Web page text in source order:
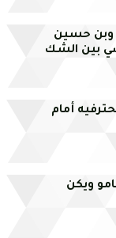
وبن حسين
بين الشك
أمام
ويكن